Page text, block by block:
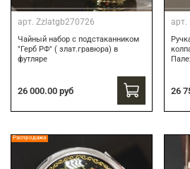
арт. Zzlatgb270726
Чайный набор с подстаканником
"Герб РФ" ( злат.гравюра) в
футляре
26 000.00 руб
арт.
26
Распродажа